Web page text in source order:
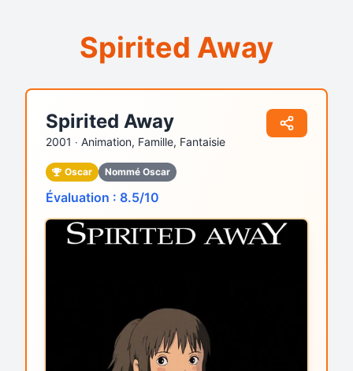
Spirited Away
Spirited Away
2001 ‧ Animation, Famille, Fantaisie
Oscar Nommé Oscar
Évaluation : 8.5/10